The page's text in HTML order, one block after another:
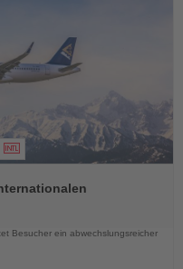
Besucher ein abwechslungsreicher